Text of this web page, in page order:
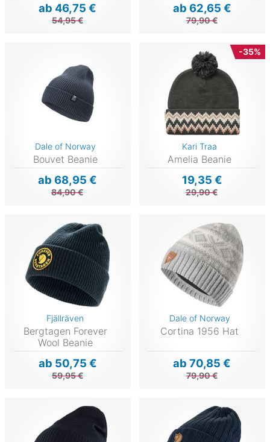
ab 46,75 €
54,95 €
ab 62,65 €
79,90 €
Dale of Norway
Bouvet Beanie
ab 68,95 €
84,90 €
-35%
Kari Traa
Amelia Beanie
19,35 €
29,90 €
Fjällräven
Bergtagen Forever
Wool Beanie
ab 50,75 €
59,95 €
Dale of Norway
Cortina 1956 Hat
ab 70,85 €
79,90 €